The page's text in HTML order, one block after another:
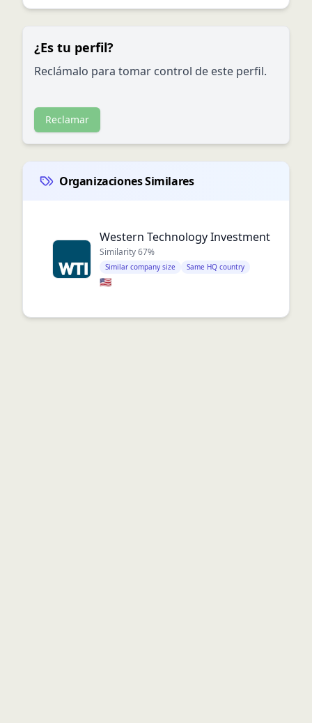
¿Es tu perfil?
Reclámalo para tomar control de este perfil.
Reclamar
Organizaciones Similares
Western Technology Investment
Similarity67%
Similar company size Same HQ country
🇺🇸